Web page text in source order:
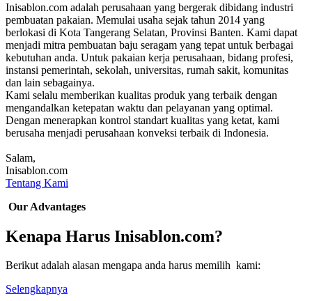
Inisablon.com adalah perusahaan yang bergerak dibidang industri
pembuatan pakaian. Memulai usaha sejak tahun 2014 yang
berlokasi di Kota Tangerang Selatan, Provinsi Banten. Kami dapat
menjadi mitra pembuatan baju seragam yang tepat untuk berbagai
kebutuhan anda. Untuk pakaian kerja perusahaan, bidang profesi,
instansi pemerintah, sekolah, universitas, rumah sakit, komunitas
dan lain sebagainya.
Kami selalu memberikan kualitas produk yang terbaik dengan
mengandalkan ketepatan waktu dan pelayanan yang optimal.
Dengan menerapkan kontrol standart kualitas yang ketat, kami
berusaha menjadi perusahaan konveksi terbaik di Indonesia.
Salam,
Inisablon.com
Tentang Kami
Our Advantages
Kenapa Harus Inisablon.com?
Berikut adalah alasan mengapa anda harus memilih kami:
Selengkapnya